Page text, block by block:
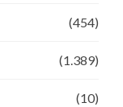
(454)
(1.389)
(10)